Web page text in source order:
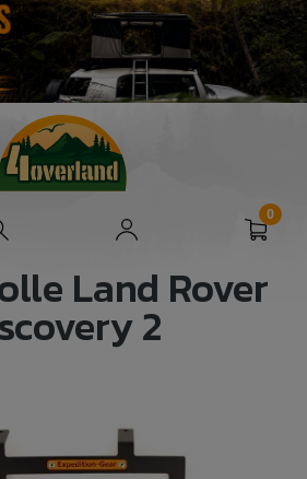
Land Rover
2